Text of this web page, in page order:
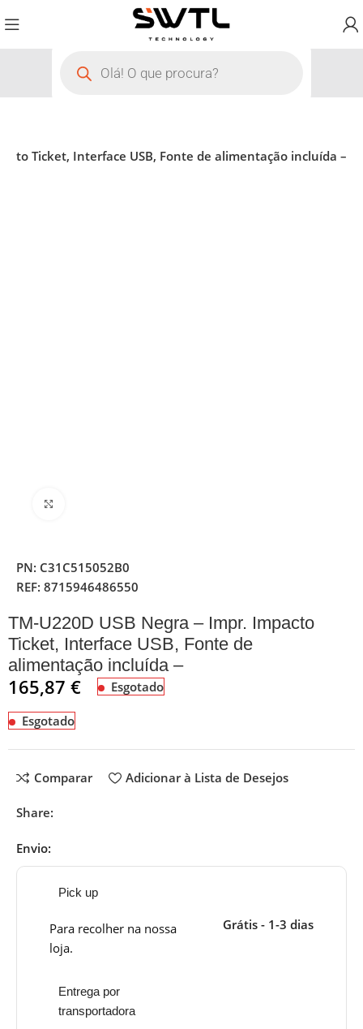
Ticket, Interface USB, Fonte de alimentação incluída –
PN: C31C515052B0
REF:8715946486550
TM-U220D USB Negra – Impr. Impacto
Ticket, Interface USB, Fonte de
alimentação incluída –
165,87€ Esgotado
Esgotado
Comparar Adicionar à Lista de Desejos
Share:
Envio:
Pick up
Para recolher na nossa
loja.
Grátis - 1-3 dias
Entrega por
transportadora